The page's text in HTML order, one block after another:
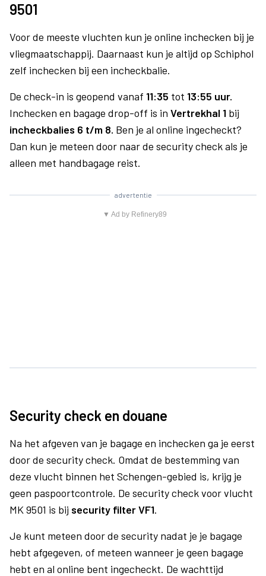
9501
Voor de meeste vluchten kun je online inchecken bij je
vliegmaatschappij. Daarnaast kun je altijd op Schiphol
zelf inchecken bij een incheckbalie.
De check-in is geopend vanaf 11:35 tot 13:55 uur.
Inchecken en bagage drop-off is in Vertrekhal 1 bij
incheckbalies 6 t/m 8. Ben je al online ingecheckt?
Dan kun je meteen door naar de security check als je
alleen met handbagage reist.
advertentie
▼ Ad by Refinery89
Security check en douane
Na het afgeven van je bagage en inchecken ga je eerst
door de security check. Omdat de bestemming van
deze vlucht binnen het Schengen-gebied is, krijg je
geen paspoortcontrole. De security check voor vlucht
MK 9501 is bij security filter VF1.
Je kunt meteen door de security nadat je je bagage
hebt afgegeven, of meteen wanneer je geen bagage
hebt en al online bent ingecheckt. De wachttijd